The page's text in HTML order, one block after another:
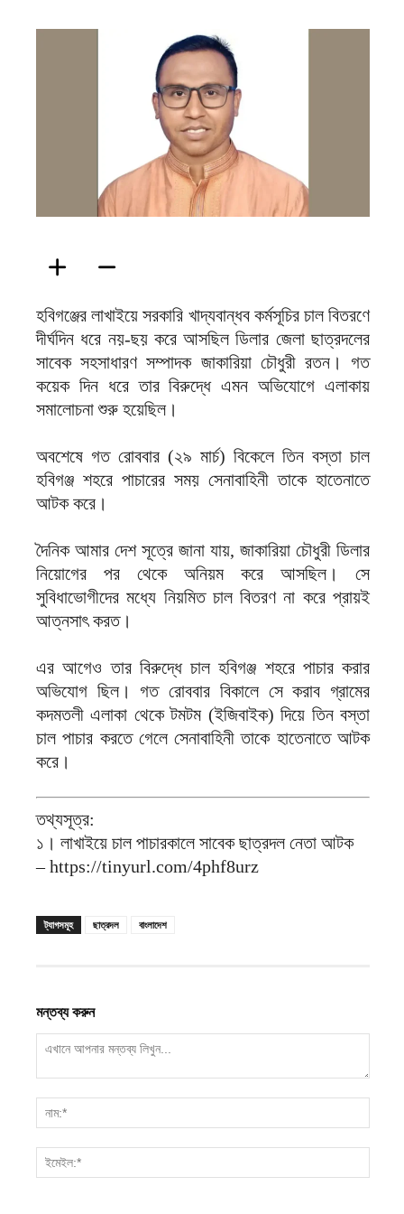
হবিগঞ্জের লাখাইয়ে সরকারি খাদ্যবান্ধব কর্মসূচির চাল বিতরণে
দীর্ঘদিন ধরে নয়-ছয় করে আসছিল ডিলার জেলা ছাত্রদলের
সাবেক সহসাধারণ সম্পাদক জাকারিয়া চৌধুরী রতন। গত
কয়েক দিন ধরে তার বিরুদ্ধে এমন অভিযোগে এলাকায়
সমালোচনা শুরু হয়েছিল।
অবশেষে গত রোববার (২৯ মার্চ) বিকেলে তিন বস্তা চাল
হবিগঞ্জ শহরে পাচারের সময় সেনাবাহিনী তাকে হাতেনাতে
আটক করে।
দৈনিক আমার দেশ সূত্রে জানা যায়, জাকারিয়া চৌধুরী ডিলার
নিয়োগের পর থেকে অনিয়ম করে আসছিল। সে
সুবিধাভোগীদের মধ্যে নিয়মিত চাল বিতরণ না করে প্রায়ই
আত্নসাৎ করত।
এর আগেও তার বিরুদ্ধে চাল হবিগঞ্জ শহরে পাচার করার
অভিযোগ ছিল। গত রোববার বিকালে সে করাব গ্রামের
কদমতলী এলাকা থেকে টমটম (ইজিবাইক) দিয়ে তিন বস্তা
চাল পাচার করতে গেলে সেনাবাহিনী তাকে হাতেনাতে আটক
করে।
তথ্যসূত্র:
১। লাখাইয়ে চাল পাচারকালে সাবেক ছাত্রদল নেতা আটক
– https://tinyurl.com/4phf8urz
ট্যাগসমূহ ছাত্রদল বাংলাদেশ
মন্তব্য করুন